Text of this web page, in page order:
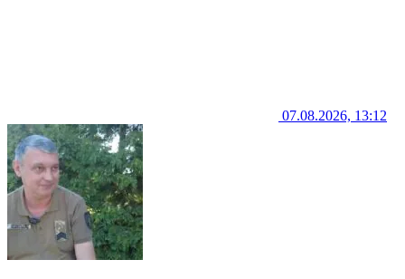
07.08.2026, 13:12